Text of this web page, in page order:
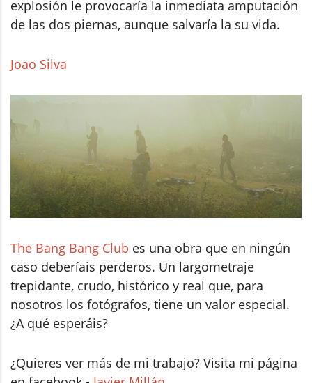
explosión le provocaría la inmediata amputación
de las dos piernas, aunque salvaría la su vida.
Joao Silva
The Bang Bang Club es una obra que en ningún
caso deberíais perderos. Un largometraje
trepidante, crudo, histórico y real que, para
nosotros los fotógrafos, tiene un valor especial.
¿A qué esperáis?
¿Quieres ver más de mi trabajo? Visita mi página